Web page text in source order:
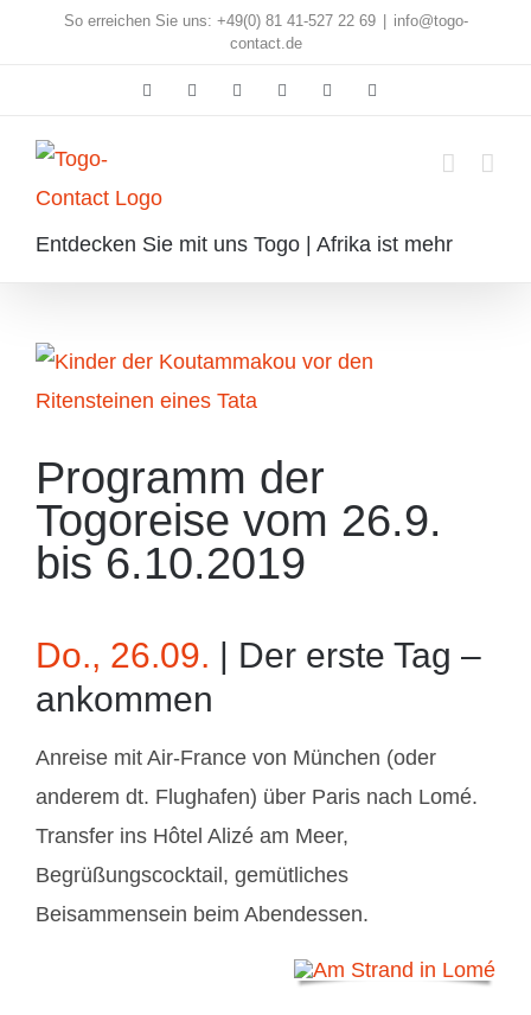
So erreichen Sie uns: +49(0) 81 41-527 22 69
info@togo-
contact.de
FacebookInstagramPinterest
Entdecken Sie mit uns Togo | Afrika ist mehr
Zeige
grösseres
Programm der
Togoreise vom 26.9.
bis 6.10.2019
Do., 26.09. | Der erste Tag –
ankommen
Anreise mit Air-France von München (oder
anderem dt. Flughafen) über Paris nach Lomé.
Transfer ins Hôtel Alizé am Meer,
Begrüßungscocktail, gemütliches
Beisammensein beim Abendessen.